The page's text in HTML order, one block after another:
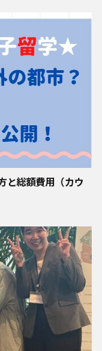
と総額費用（カウ